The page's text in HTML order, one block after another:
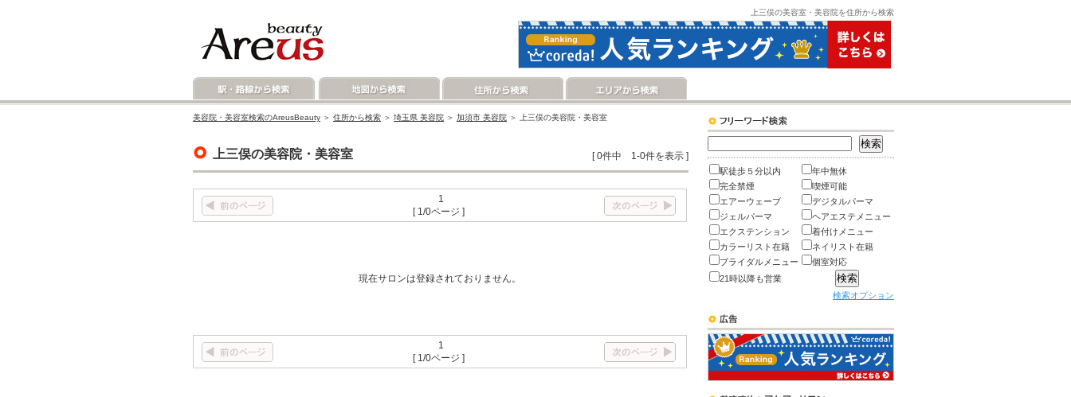
上三俣の美容室・美容院を住所から検索
美容院・美容室検索のAreusBeauty ＞ 住所から検索 ＞ 埼玉県 美容院 ＞ 加須市 美容院 ＞ 上三俣の美容院・美容室
上三俣の美容院・美容室 [ 0件中 1-0件を表示 ]
1
[ 1/0ページ ]
現在サロンは登録されておりません。
1
[ 1/0ページ ]
駅徒歩５分以内
年中無休
完全禁煙
喫煙可能
エアーウェーブ
デジタルパーマ
ジェルパーマ
ヘアエステメニュー
エクステンション
着付けメニュー
カラーリスト在籍
ネイリスト在籍
ブライダルメニュー
個室対応
21時以降も営業
検索オプション